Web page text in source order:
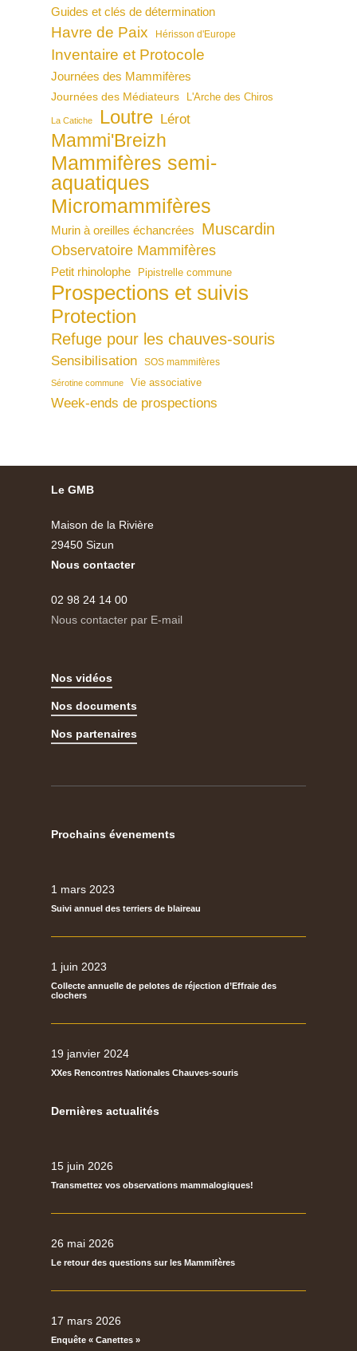
Guides et clés de détermination
Havre de Paix Hérisson d'Europe
Inventaire et Protocole
Journées des Mammifères
Journées des Médiateurs L'Arche des Chiros
La Catiche Loutre Lérot
Mammi'Breizh
Mammifères semi-
aquatiques
Micromammifères
Murin à oreilles échancrées Muscardin
Observatoire Mammifères
Petit rhinolophe Pipistrelle commune
Prospections et suivis
Protection
Refuge pour les chauves-souris
Sensibilisation SOS mammifères
Sérotine commune Vie associative
Week-ends de prospections
Le GMB
Maison de la Rivière
29450 Sizun
Nous contacter
02 98 24 14 00
Nous contacter par E-mail
Nos vidéos
Nos documents
Nos partenaires
Prochains évenements
1 mars 2023
Suivi annuel des terriers de blaireau
1 juin 2023
Collecte annuelle de pelotes de réjection d’Effraie des
clochers
19 janvier 2024
XXes Rencontres Nationales Chauves-souris
Dernières actualités
15 juin 2026
Transmettez vos observations mammalogiques!
26 mai 2026
Le retour des questions sur les Mammifères
17 mars 2026
Enquête « Canettes »